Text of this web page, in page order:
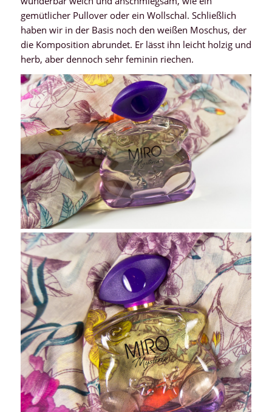
gemütlicher Pullover oder ein Wollschal. Schließlich
haben wir in der Basis noch den weißen Moschus, der
die Komposition abrundet. Er lässt ihn leicht holzig und
herb, aber dennoch sehr feminin riechen.